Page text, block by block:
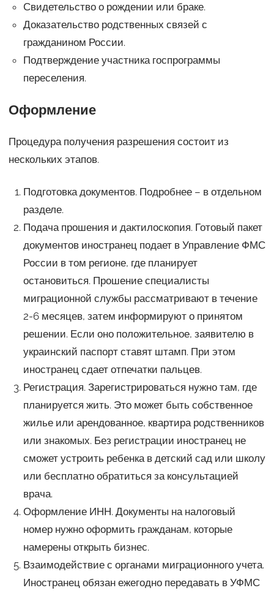
Свидетельство о рождении или браке.
Доказательство родственных связей с
гражданином России.
Подтверждение участника госпрограммы
переселения.
Оформление
Процедура получения разрешения состоит из
нескольких этапов.
Подготовка документов. Подробнее – в отдельном
разделе.
Подача прошения и дактилоскопия. Готовый пакет
документов иностранец подает в Управление ФМС
России в том регионе, где планирует
остановиться. Прошение специалисты
миграционной службы рассматривают в течение
2-6 месяцев, затем информируют о принятом
решении. Если оно положительное, заявителю в
украинский паспорт ставят штамп. При этом
иностранец сдает отпечатки пальцев.
Регистрация. Зарегистрироваться нужно там, где
планируется жить. Это может быть собственное
жилье или арендованное, квартира родственников
или знакомых. Без регистрации иностранец не
сможет устроить ребенка в детский сад или школу
или бесплатно обратиться за консультацией
врача.
Оформление ИНН. Документы на налоговый
номер нужно оформить гражданам, которые
намерены открыть бизнес.
Взаимодействие с органами миграционного учета.
Иностранец обязан ежегодно передавать в УФМС